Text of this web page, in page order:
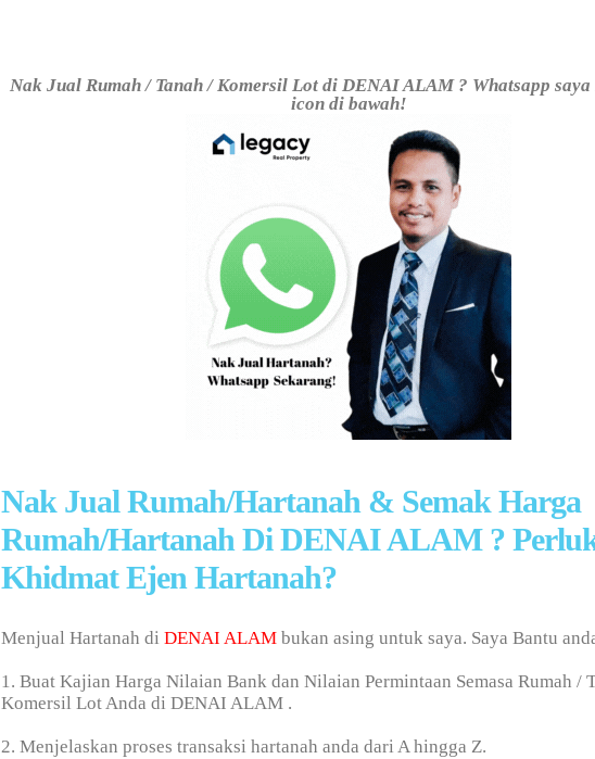
Nak Jual Rumah / Tanah / Komersil Lot di DENAI ALAM ? Whatsapp
icon di bawah!
Nak Jual Rumah/Hartanah & Semak Harga
Rumah/Hartanah Di DENAI ALAM ?
Khidmat Ejen Hartanah?
Menjual Hartanah diDENAI ALAMbukan asing untuk saya. Saya Bantu
1. Buat Kajian Harga Nilaian Bank dan Nilaian Permintaan Semasa Rumah /
Komersil Lot Anda di DENAI ALAM .
2. Menjelaskan proses transaksi hartanah anda dari A hingga Z.